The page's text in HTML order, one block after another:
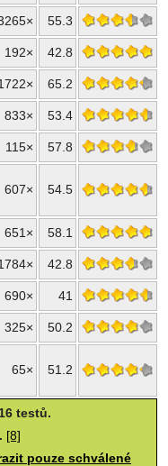
55.3
192× 42.8
65.2
833× 53.4
115× 57.8
607× 54.5
651× 58.1
42.8
690× 41
325× 50.2
65× 51.2
testů.
[8]
pouze schválené